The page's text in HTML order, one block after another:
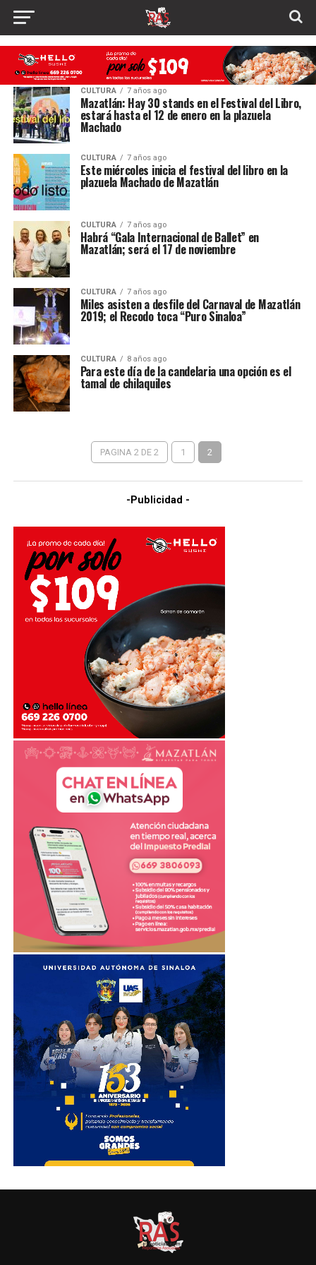
CULTURA 7 años ago
Mazatlán: Hay 30 stands en el Festival del Libro,
estará hasta el 12 de enero en la plazuela
Machado
CULTURA 7 años ago
Este miércoles inicia el festival del libro en la
plazuela Machado de Mazatlán
CULTURA 7 años ago
Habrá “Gala Internacional de Ballet” en
Mazatlán; será el 17 de noviembre
CULTURA 7 años ago
Miles asisten a desfile del Carnaval de Mazatlán
2019; el Recodo toca “Puro Sinaloa”
CULTURA 8 años ago
Para este día de la candelaria una opción es el
tamal de chilaquiles
PAGINA 2 DE 2 1 2
-Publicidad -